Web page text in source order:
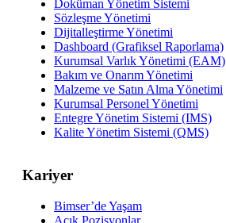
Doküman Yönetim Sistemi
Sözleşme Yönetimi
Dijitalleştirme Yönetimi
Dashboard (Grafiksel Raporlama)
Kurumsal Varlık Yönetimi (EAM)
Bakım ve Onarım Yönetimi
Malzeme ve Satın Alma Yönetimi
Kurumsal Personel Yönetimi
Entegre Yönetim Sistemi (IMS)
Kalite Yönetim Sistemi (QMS)
Kariyer
Bimser’de Yaşam
Açık Pozisyonlar